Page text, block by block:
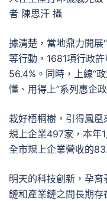
者 陳思汗 攝
據清楚，當地鼎力開展
等行動，1681項行政
56.4%。同時，上線“
懂、用得上”系列惠企
栽好梧桐樹，引得鳳
規上企業497家，本年
全市規上企業營收的
明天的科技創新，孕育
鏈和產業鏈之間長期存